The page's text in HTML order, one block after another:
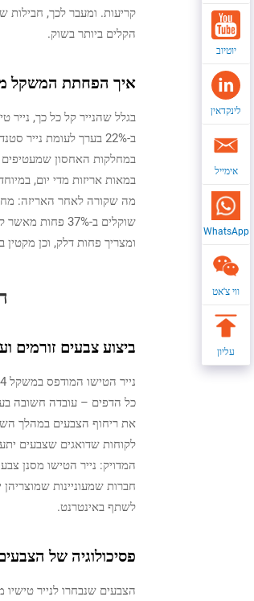
הקלים ביותר בשוק.
איך הפחתת המשקל
במחלקות האחסון שמעטיפים
שוקלים ב-
ומצריך פחות דלק, וכן
ביצוע צבעים זורמים ועמידים לבלאי במשקל
כל הדפים – עובדה חשובה
המדויק: נייר הטישו מסנן
חברות שמעוניינות
לשתף באינטרנט.
פסיכולוגיה של
הצבעים שנבחרו לנייר
יוטיוב
לינקדאין
אימייל
WhatsApp
ווי צ'אט
עליון